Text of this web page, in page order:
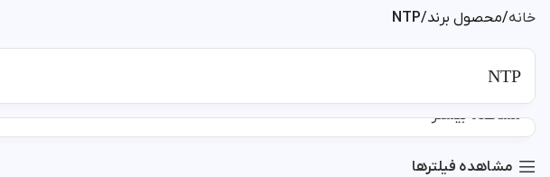
خانه محصول برند NTP
NTP
مشاهده بیشتر
مشاهده فیلترها